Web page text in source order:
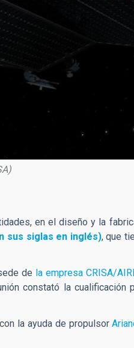
en el diseño y la
sus siglas en inglés), que
de la empresa CRISA/
constató la
la ayuda de propulsor